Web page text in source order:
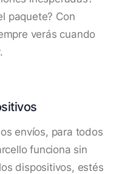
paquete? Con
verás cuando
envíos, para todos
funciona sin
dispositivos, estés